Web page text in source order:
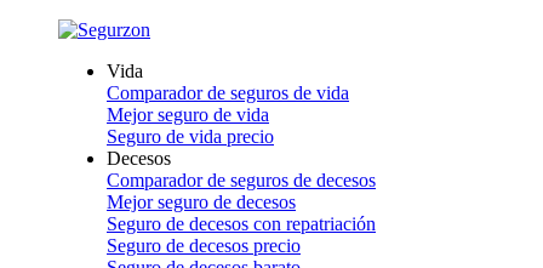
Vida
Comparador de seguros de vida
Mejor seguro de vida
Seguro de vida precio
Decesos
Comparador de seguros de decesos
Mejor seguro de decesos
Seguro de decesos con repatriación
Seguro de decesos precio